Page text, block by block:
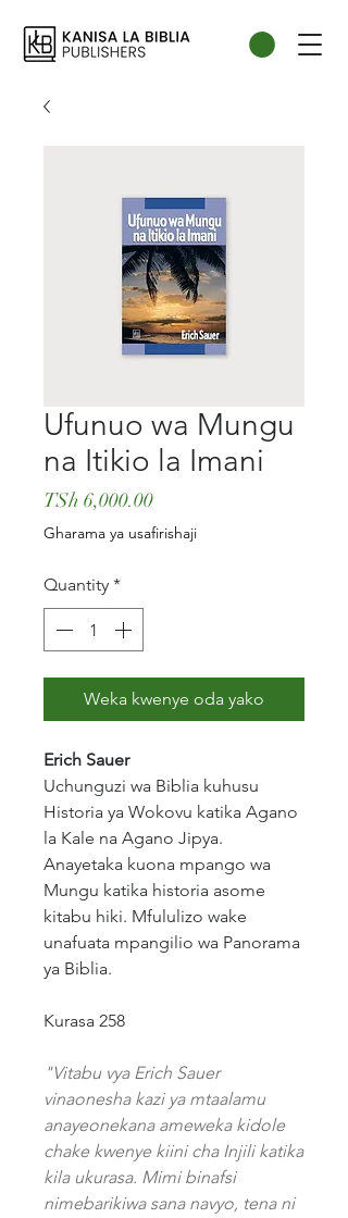
Ufunuo wa Mungu
na Itikio la Imani
TSh 6,000.00Price
Gharama ya usafirishaji
Quantity *
Weka kwenye oda yako
Erich Sauer
Uchunguzi wa Biblia kuhusu
Historia ya Wokovu katika Agano
la Kale na Agano Jipya.
Anayetaka kuona mpango wa
Mungu katika historia asome
kitabu hiki. Mfululizo wake
unafuata mpangilio wa Panorama
ya Biblia.
Kurasa 258
"Vitabu vya Erich Sauer
vinaonesha kazi ya mtaalamu
anayeonekana ameweka kidole
chake kwenye kiini cha Injili katika
kila ukurasa. Mimi binafsi
nimebarikiwa sana navyo, tena ni